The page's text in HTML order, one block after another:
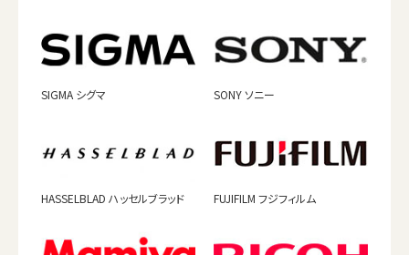
SIGMA シグマ SONY ソニー
HASSELBLAD ハッセルブラッド FUJIFILM フジフィルム